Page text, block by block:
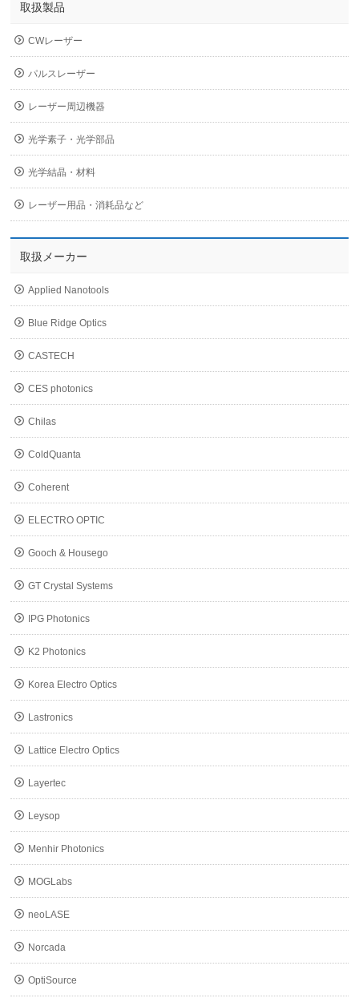
取扱製品
CWレーザー
パルスレーザー
レーザー周辺機器
光学素子・光学部品
光学結晶・材料
レーザー用品・消耗品など
取扱メーカー
Applied Nanotools
Blue Ridge Optics
CASTECH
CES photonics
Chilas
ColdQuanta
Coherent
ELECTRO OPTIC
Gooch & Housego
GT Crystal Systems
IPG Photonics
K2 Photonics
Korea Electro Optics
Lastronics
Lattice Electro Optics
Layertec
Leysop
Menhir Photonics
MOGLabs
neoLASE
Norcada
OptiSource